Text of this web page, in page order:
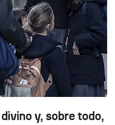
y, sobre todo,